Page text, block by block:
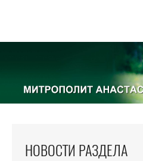
НОВОСТИ РАЗДЕЛА